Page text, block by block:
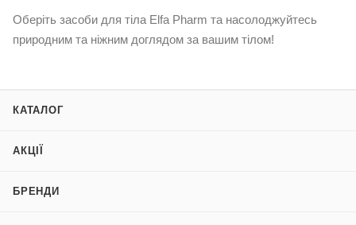
Оберіть засоби для тіла Elfa Pharm та насолоджуйтесь
природним та ніжним доглядом за вашим тілом!
КАТАЛОГ
АКЦІЇ
БРЕНДИ